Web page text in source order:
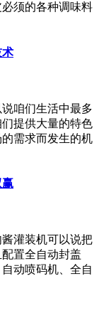
须的各种调味料
术
咱们生活中最多
提供大量的特色
需求而发生的机
赢
灌装机可以说把
置全自动封盖
动喷码机、全自